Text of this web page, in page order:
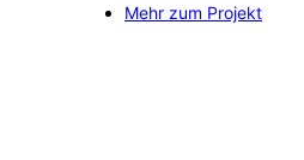
Mehr zum Projekt